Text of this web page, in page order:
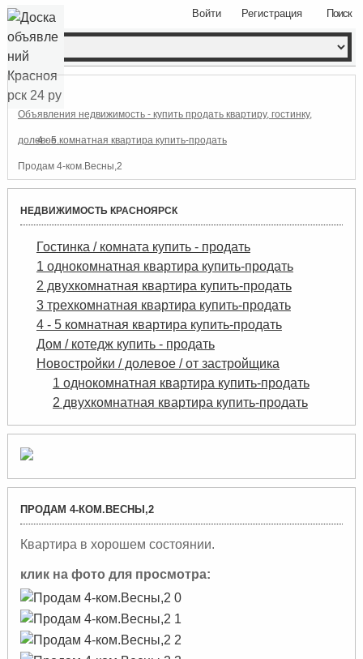
Поиск
Войти Регистрация
Объявления недвижимость - купить продать квартиру, гостинку,
долевое.4 - 5 комнатная квартира купить-продать
Продам 4-ком.Весны,2
НЕДВИЖИМОСТЬ КРАСНОЯРСК
Гостинка / комната купить - продать
1 однокомнатная квартира купить-продать
2 двухкомнатная квартира купить-продать
3 трехкомнатная квартира купить-продать
4 - 5 комнатная квартира купить-продать
Дом / котедж купить - продать
Новостройки / долевое / от застройщика
1 однокомнатная квартира купить-продать
2 двухкомнатная квартира купить-продать
ПРОДАМ 4-КОМ.ВЕСНЫ,2
Квартира в хорошем состоянии.
клик на фото для просмотра: